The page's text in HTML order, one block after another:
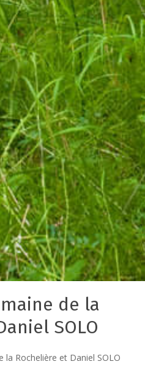
de la
SOLO